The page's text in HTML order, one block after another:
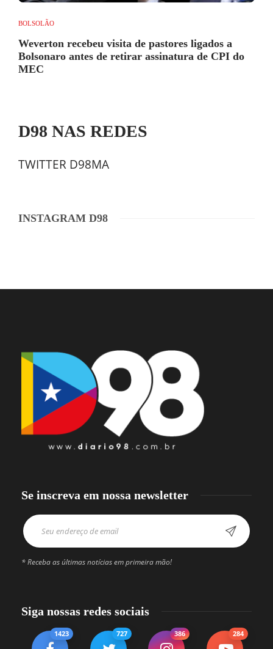
BOLSOLÃO
Weverton recebeu visita de pastores ligados a
Bolsonaro antes de retirar assinatura de CPI do
MEC
D98 NAS REDES
TWITTER D98MA
INSTAGRAM D98
Se inscreva em nossa newsletter
* Receba as últimas notícias em primeira mão!
Siga nossas redes sociais
1423 727 386 284